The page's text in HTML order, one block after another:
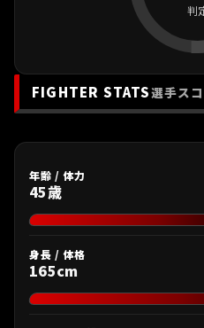
判
FIGHTER STATS選手ス
年齢 / 体力
45歳
身長 / 体格
165cm